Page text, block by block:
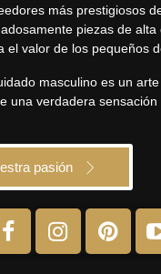
más prestigiosos
piezas de alta
el valor de los pequeños
masculino es un
una verdadera sensación
pasión